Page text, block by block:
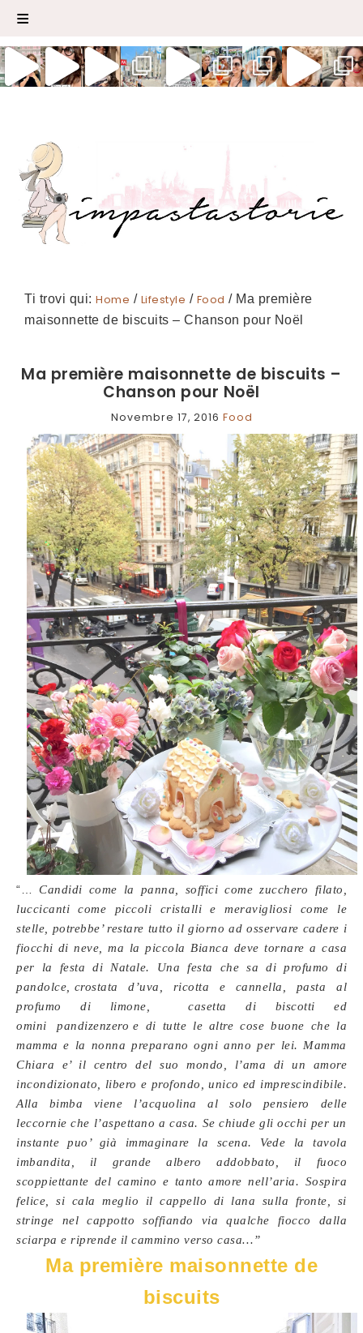
Ti trovi qui: Home / Lifestyle / Food /Ma première
maisonnette de biscuits – Chanson pour Noël
Ma première maisonnette de biscuits –
Chanson pour Noël
Novembre 17, 2016 Food
“…Candidi come la panna, soffici come zucchero filato,
luccicanti come piccoli cristalli e meravigliosi come le
stelle, potrebbe’ restare tutto il giorno ad osservare cadere i
fiocchi di neve, ma la piccola Bianca deve tornare a casa
per la festa di Natale. Una festa che sa diprofumo di
pandolce,
crostata d’uva , ricotta e cannella, pasta al
profumo di limone, casetta di biscotti ed
omini
pandizenzero e di tutte le altre cose buone che la
mamma e la nonna preparano ogni anno per lei. Mamma
Chiara e’ il centro del suo mondo, l’ama di un amore
incondizionato, libero e profondo, unico ed imprescindibile.
Alla bimba viene l’acquolina al solo pensiero delle
leccornie che l’aspettano a casa. Se chiude gli occhi per un
instante puo’ già immaginare la scena. Vede la tavola
imbandita, il grande albero addobbato, il fuoco
scoppiettante del camino e tanto amore nell’aria. Sospira
felice, si cala meglio il cappello di lana sulla fronte, si
stringe nel cappotto soffiando via qualche fiocco dalla
sciarpa e riprende il cammino verso casa…”
Ma première maisonnette de
biscuits